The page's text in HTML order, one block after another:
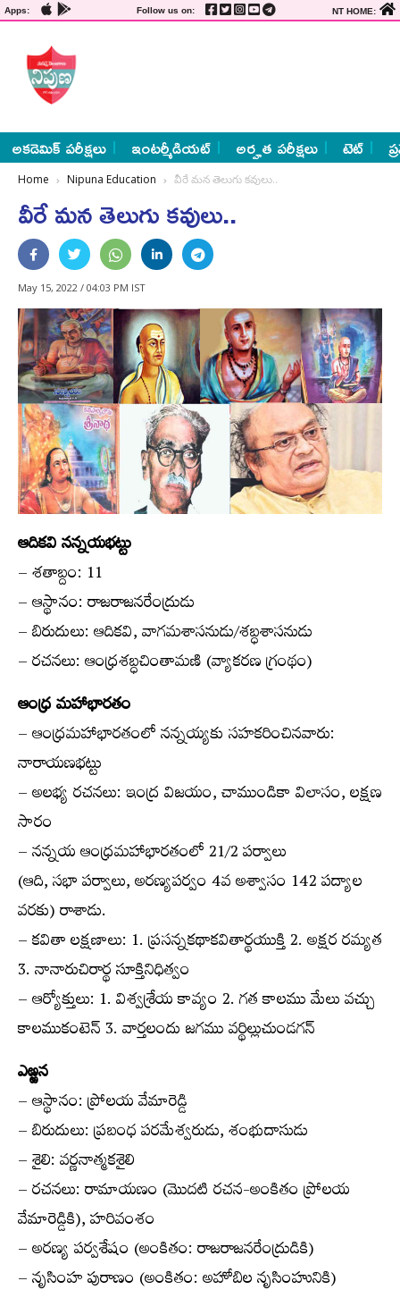
Apps: Follow us on: NT HOME:
అకడెమిక్ పరీక్షలు ఇంటర్మీడియట్ అర్హత పరీక్షలు టెట్
Home Nipuna Education వీరే మన తెలుగు కవులు..
వీరే మన తెలుగు కవులు..
May 15, 2022 / 04:03 PM IST
ఆదికవి నన్నయభట్టు
– శతాబ్దం: 11
– ఆస్థానం: రాజరాజనరేంద్రుడు
– బిరుదులు: ఆదికవి, వాగమశాసనుడు/శబ్ధశాసనుడు
– రచనలు: ఆంధ్రశబ్ధచింతామణి (వ్యాకరణ గ్రంథం)
ఆంధ్ర మహాభారతం
– ఆంధ్రమహాభారతంలో నన్నయ్యకు సహకరించినవారు:
నారాయణభట్టు
– అలభ్య రచనలు: ఇంద్ర విజయం, చాముండికా విలాసం, లక్షణ
సారం
– నన్నయ ఆంధ్రమహాభారతంలో 21/2 పర్వాలు
(ఆది, సభా పర్వాలు, అరణ్యపర్వం 4వ అశ్వాసం 142 పద్యాల
వరకు) రాశాడు.
– కవితా లక్షణాలు: 1. ప్రసన్నకథాకవితార్థయుక్తి 2. అక్షర రమ్యత
3. నానారుచిరార్థ సూక్తినిధిత్వం
– ఆర్యోక్తులు: 1. విశ్వశ్రేయ కావ్యం 2. గత కాలము మేలు వచ్చు
కాలముకంటెన్ 3. వార్తలందు జగము వర్థిల్లుచుండగన్
ఎఱ్ఱన
– ఆస్థానం: ప్రోలయ వేమారెడ్డి
– బిరుదులు: ప్రబంధ పరమేశ్వరుడు, శంభుదాసుడు
– శైలి: వర్ణనాత్మకశైలి
– రచనలు: రామాయణం (మొదటి రచన-అంకితం ప్రోలయ
వేమారెడ్డికి), హరివంశం
– అరణ్య పర్వశేషం (అంకితం: రాజరాజనరేంద్రుడికి)
– నృసింహ పురాణం (అంకితం: అహోబిల నృసింహునికి)